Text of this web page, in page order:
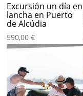
Excursión un día en
lancha en Puerto
de Alcúdia
590,00€